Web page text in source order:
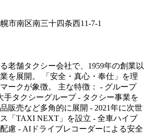
市南区南三十四条西11-7-1
老舗タクシー会社で、1959年の創業以
を展開。 「安全・真心・奉仕」を理
ークが象徴。 主な特徴： - グループ
手タクシーグループ - タクシー事業を
販売など多角的に展開 - 2021年に次世
「TAXI NEXT」を設立 - 全車ハイブ
慮 - AIドライブレコーダーによる安全